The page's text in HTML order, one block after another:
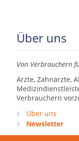
Über uns
Von Verbrauchern
Ärzte, Zahnärzte,
Verbrauchern
Über uns
Newsletter